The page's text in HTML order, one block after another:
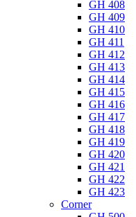
GH 408
GH 409
GH 410
GH 411
GH 412
GH 413
GH 414
GH 415
GH 416
GH 417
GH 418
GH 419
GH 420
GH 421
GH 422
GH 423
Corner